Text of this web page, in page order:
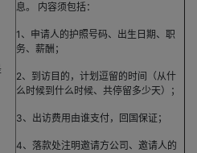
息。 内容须包括：
1、申请人的护照号码、出生日期、职
务、薪酬；
2、到访目的，计划逗留的时间（从什
么时候到什么时候、共停留多少天）；
3、出访费用由谁支付，回国保证；
4、落款处注明邀请方公司、邀请人的